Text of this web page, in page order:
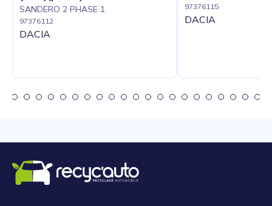
SANDERO 2 PHASE 1
97376112
DACIA
97376115
DACIA